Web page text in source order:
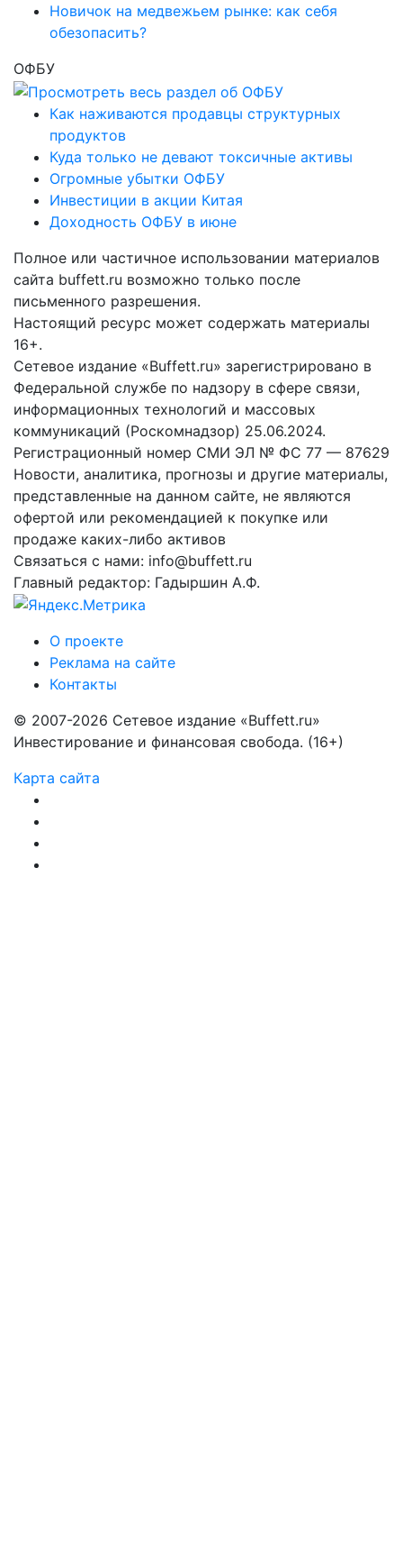
Новичок на медвежьем рынке: как себя
обезопасить?
ОФБУ
Как наживаются продавцы структурных
продуктов
Куда только не девают токсичные активы
Огромные убытки ОФБУ
Инвестиции в акции Китая
Доходность ОФБУ в июне
Полное или частичное использовании материалов
сайта buffett.ru возможно только после
письменного разрешения.
Настоящий ресурс может содержать материалы
16+.
Сетевое издание «Buffett.ru» зарегистрировано в
Федеральной службе по надзору в сфере связи,
информационных технологий и массовых
коммуникаций (Роскомнадзор) 25.06.2024.
Регистрационный номер СМИ ЭЛ № ФС 77 — 87629
Новости, аналитика, прогнозы и другие материалы,
представленные на данном сайте, не являются
офертой или рекомендацией к покупке или
продаже каких-либо активов
Связаться с нами: info@buffett.ru
Главный редактор: Гадыршин А.Ф.
О проекте
Реклама на сайте
Контакты
© 2007-2026 Сетевое издание «Buffett.ru»
Инвестирование и финансовая свобода. (16+)
Карта сайта